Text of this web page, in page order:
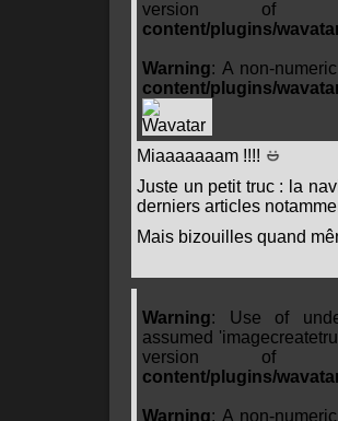
version
content/plugins/
Warning: A non-
content/plugins/
Miaaaaaaam !!!!
Juste un petit truc : la
derniers articles
Mais bizouilles quand
Warning: Use of
assumed
version
content/plugins/
Warning: A non-